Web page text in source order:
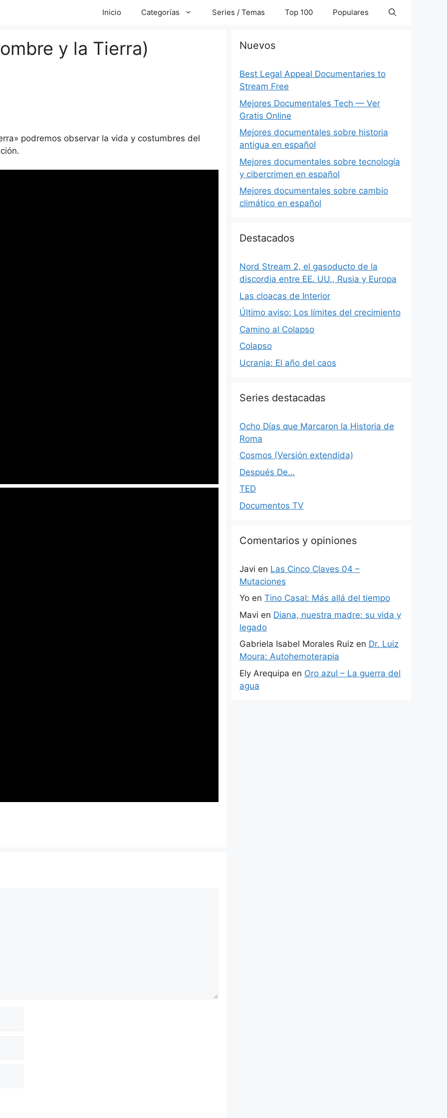
Inicio Categorías Series / Temas Top 100 Populares
y la Tierra)
podremos observar la vida y costumbres del
Nuevos
Best Legal Appeal Documentaries to
Stream Free
Mejores Documentales Tech — Ver
Gratis Online
Mejores documentales sobre historia
antigua en español
Mejores documentales sobre tecnología
y cibercrimen en español
Mejores documentales sobre cambio
climático en español
Destacados
Nord Stream 2, el gasoducto de la
discordia entre EE. UU., Rusia y Europa
Las cloacas de Interior
Último aviso: Los límites del crecimiento
Camino al Colapso
Colapso
Ucrania: El año del caos
Series destacadas
Ocho Días que Marcaron la Historia de
Roma
Cosmos (Versión extendida)
Después De…
TED
Documentos TV
Comentarios y opiniones
Javi en Las Cinco Claves 04 –
Mutaciones
Yo en Tino Casal: Más allá del tiempo
Mavi en Diana, nuestra madre: su vida y
legado
Gabriela Isabel Morales Ruiz en Dr. Luiz
Moura: Autohemoterapia
Ely Arequipa en Oro azul – La guerra del
agua